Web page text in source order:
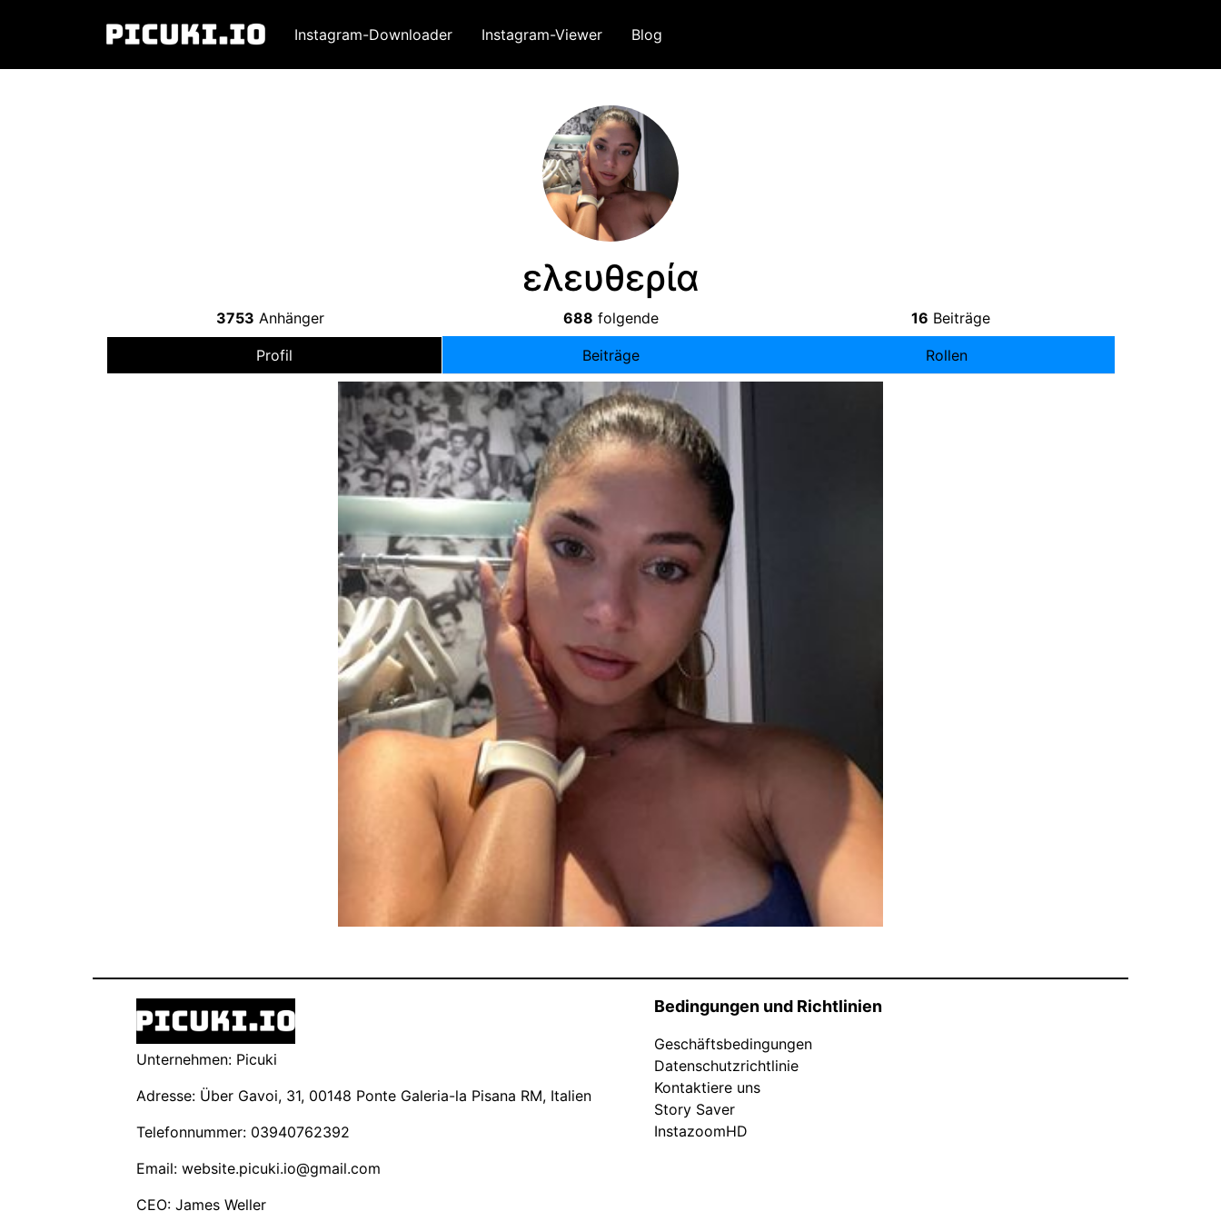
Instagram-Downloader Instagram-Viewer Blog
ελευθερία
3753 Anhänger 688 folgende 16 Beiträge
Profil Beiträge Rollen
Unternehmen: Picuki
Adresse: Über Gavoi, 31, 00148 Ponte Galeria-la Pisana RM, Italien
Telefonnummer: 03940762392
Email: website.picuki.io@gmail.com
CEO: James Weller
Bedingungen und Richtlinien
Geschäftsbedingungen
Datenschutzrichtlinie
Kontaktiere uns
Story Saver
InstazoomHD